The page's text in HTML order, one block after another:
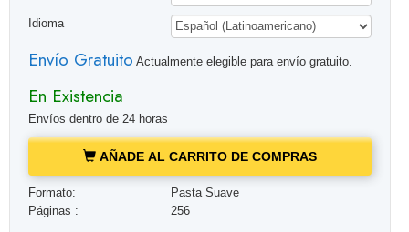
Idioma
Envío Gratuito Actualmente elegible para envío gratuito.
En Existencia
Envíos dentro de 24 horas
AÑADE AL CARRITO DE COMPRAS
Formato:
Pasta Suave
Páginas :
256